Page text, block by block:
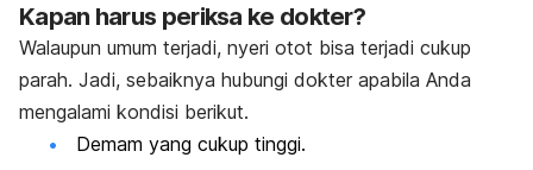
Kapan harus periksa ke dokter?
Walaupun umum terjadi, nyeri otot bisa terjadi cukup
parah. Jadi, sebaiknya hubungi dokter apabila Anda
mengalami kondisi berikut.
Demam yang cukup tinggi.